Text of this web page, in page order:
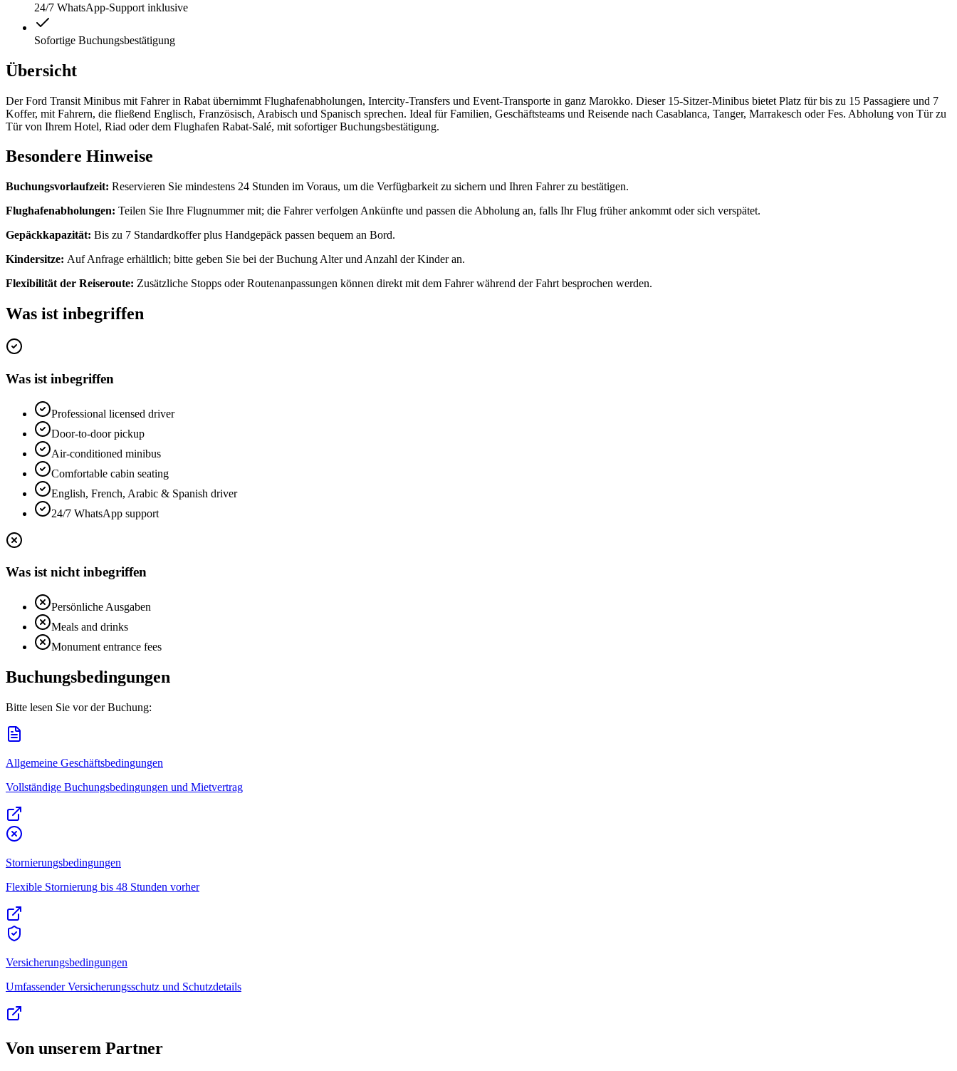
24/7 WhatsApp-Support inklusive
Sofortige Buchungsbestätigung
Übersicht
Der Ford Transit Minibus mit Fahrer in Rabat übernimmt Flughafenabholungen, Intercity-Transfers und Event-Transporte in ganz Marokko. Dieser 15-Sitzer-Minibus bietet Platz für bis zu 15 Passagiere und 7
Koffer, mit Fahrern, die fließend Englisch, Französisch, Arabisch und Spanisch sprechen. Ideal für Familien, Geschäftsteams und Reisende nach Casablanca, Tanger, Marrakesch oder Fes. Abholung von Tür zu
Tür von Ihrem Hotel, Riad oder dem Flughafen Rabat-Salé, mit sofortiger Buchungsbestätigung.
Besondere Hinweise
Buchungsvorlaufzeit: Reservieren Sie mindestens 24 Stunden im Voraus, um die Verfügbarkeit zu sichern und Ihren Fahrer zu bestätigen.
Flughafenabholungen: Teilen Sie Ihre Flugnummer mit; die Fahrer verfolgen Ankünfte und passen die Abholung an, falls Ihr Flug früher ankommt oder sich verspätet.
Gepäckkapazität: Bis zu 7 Standardkoffer plus Handgepäck passen bequem an Bord.
Kindersitze: Auf Anfrage erhältlich; bitte geben Sie bei der Buchung Alter und Anzahl der Kinder an.
Flexibilität der Reiseroute: Zusätzliche Stopps oder Routenanpassungen können direkt mit dem Fahrer während der Fahrt besprochen werden.
Was ist inbegriffen
Was ist inbegriffen
Professional licensed driver
Door-to-door pickup
Air-conditioned minibus
Comfortable cabin seating
English, French, Arabic & Spanish driver
24/7 WhatsApp support
Was ist nicht inbegriffen
Persönliche Ausgaben
Meals and drinks
Monument entrance fees
Buchungsbedingungen
Bitte lesen Sie vor der Buchung:
Allgemeine Geschäftsbedingungen
Vollständige Buchungsbedingungen und Mietvertrag
Stornierungsbedingungen
Flexible Stornierung bis 48 Stunden vorher
Versicherungsbedingungen
Umfassender Versicherungsschutz und Schutzdetails
Von unserem Partner